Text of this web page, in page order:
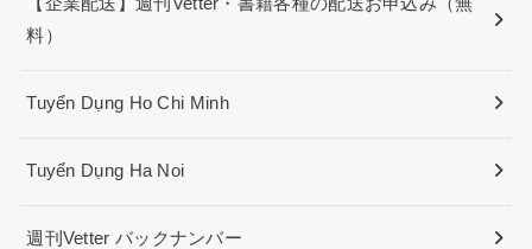
料）
Tuyển Dụng Ho Chi Minh
Tuyển Dụng Ha Noi
週刊Vetter バックナンバー